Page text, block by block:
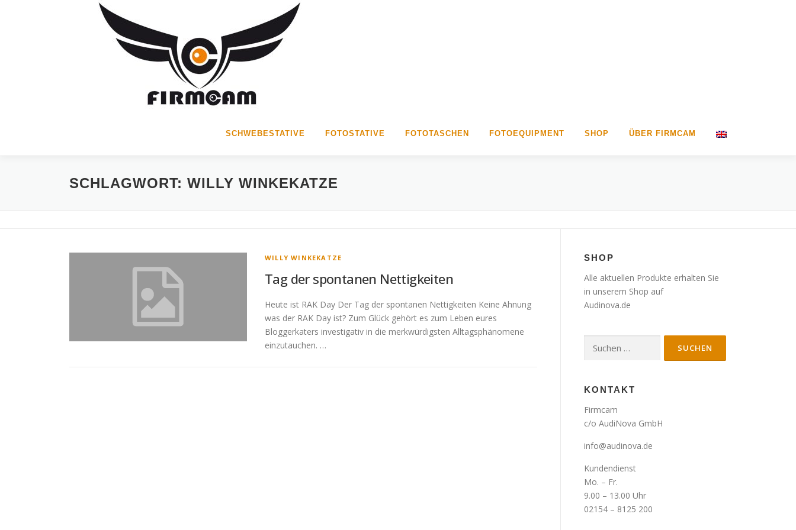
SCHWEBESTATIVE FOTOSTATIVE FOTOTASCHEN FOTOEQUIPMENT SHOP ÜBER FIRMCAM
SCHLAGWORT: WILLY WINKEKATZE
WILLY WINKEKATZE
Tag der spontanen Nettigkeiten
Heute ist RAK Day Der Tag der spontanen Nettigkeiten Keine Ahnung
was der RAK Day ist? Zum Glück gehört es zum Leben eures
Bloggerkaters investigativ in die merkwürdigsten Alltagsphänomene
einzutauchen. …
SHOP
Alle aktuellen Produkte erhalten Sie
in unserem Shop auf
Audinova.de
nach:
KONTAKT
Firmcam
c/o AudiNova GmbH
info@audinova.de
Kundendienst
Mo. – Fr.
9.00 – 13.00 Uhr
02154 – 8125 200